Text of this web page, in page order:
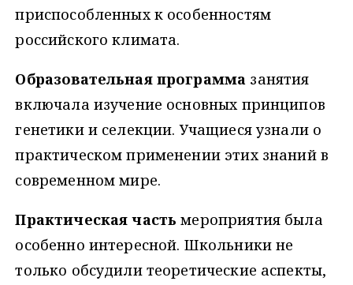
приспособленных к особенностям
российского климата.
Образовательная программа занятия
включала изучение основных принципов
генетики и селекции. Учащиеся узнали о
практическом применении этих знаний в
современном мире.
Практическая часть мероприятия была
особенно интересной. Школьники не
только обсудили теоретические аспекты,